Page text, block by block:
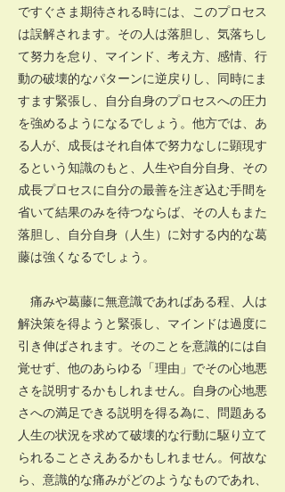
ですぐさま期待される時には、このプロセス
は誤解されます。その人は落胆し、気落ちし
て努力を怠り、マインド、考え方、感情、行
動の破壊的なパターンに逆戻りし、同時にま
すます緊張し、自分自身のプロセスへの圧力
を強めるようになるでしょう。他方では、あ
る人が、成長はそれ自体で努力なしに顕現す
るという知識のもと、人生や自分自身、その
成長プロセスに自分の最善を注ぎ込む手間を
省いて結果のみを待つならば、その人もまた
落胆し、自分自身（人生）に対する内的な葛
藤は強くなるでしょう。
痛みや葛藤に無意識であればある程、人は
解決策を得ようと緊張し、マインドは過度に
引き伸ばされます。そのことを意識的には自
覚せず、他のあらゆる「理由」でその心地悪
さを説明するかもしれません。自身の心地悪
さへの満足できる説明を得る為に、問題ある
人生の状況を求めて破壊的な行動に駆り立て
られることさえあるかもしれません。何故な
ら、意識的な痛みがどのようなものであれ、